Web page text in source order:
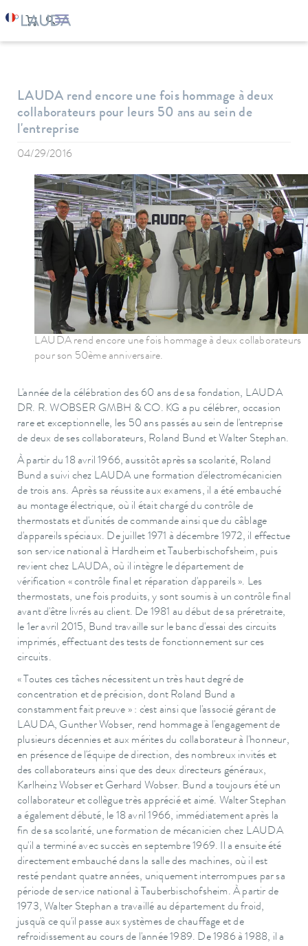
LAUDA rend encore une fois hommage à deux
collaborateurs pour leurs 50 ans au sein de
l'entreprise
04/29/2016
LAUDA rend encore une fois hommage à deux collaborateurs
pour son 50ème anniversaire.
L'année de la célébration des 60 ans de sa fondation, LAUDA
DR. R. WOBSER GMBH & CO. KG a pu célébrer, occasion
rare et exceptionnelle, les 50 ans passés au sein de l'entreprise
de deux de ses collaborateurs, Roland Bund et Walter Stephan.
À partir du 18 avril 1966, aussitôt après sa scolarité, Roland
Bund a suivi chez LAUDA une formation d'électromécanicien
de trois ans. Après sa réussite aux examens, il a été embauché
au montage électrique, où il était chargé du contrôle de
thermostats et d'unités de commande ainsi que du câblage
d'appareils spéciaux. De juillet 1971 à décembre 1972, il effectue
son service national à Hardheim et Tauberbischofsheim, puis
revient chez LAUDA, où il intègre le département de
vérification « contrôle final et réparation d'appareils ». Les
thermostats, une fois produits, y sont soumis à un contrôle final
avant d'être livrés au client. De 1981 au début de sa préretraite,
le 1er avril 2015, Bund travaille sur le banc d'essai des circuits
imprimés, effectuant des tests de fonctionnement sur ces
circuits.
« Toutes ces tâches nécessitent un très haut degré de
concentration et de précision, dont Roland Bund a
constamment fait preuve » : c'est ainsi que l'associé gérant de
LAUDA, Gunther Wobser, rend hommage à l'engagement de
plusieurs décennies et aux mérites du collaborateur à l'honneur,
en présence de l'équipe de direction, des nombreux invités et
des collaborateurs ainsi que des deux directeurs généraux,
Karlheinz Wobser et Gerhard Wobser. Bund a toujours été un
collaborateur et collègue très apprécié et aimé. Walter Stephan
a également débuté, le 18 avril 1966, immédiatement après la
fin de sa scolarité, une formation de mécanicien chez LAUDA
qu'il a terminé avec succès en septembre 1969. Il a ensuite été
directement embauché dans la salle des machines, où il est
resté pendant quatre années, uniquement interrompues par sa
période de service national à Tauberbischofsheim. À partir de
1973, Walter Stephan a travaillé au département du froid,
jusqu'à ce qu'il passe aux systèmes de chauffage et de
refroidissement au cours de l'année 1989. De 1986 à 1988, il a